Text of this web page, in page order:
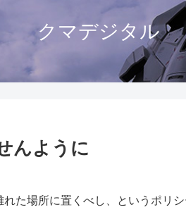
クマデジタル
んように
た場所に置くべし、というポリ